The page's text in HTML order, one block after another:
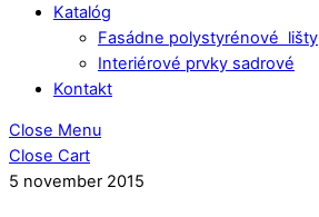
Katalóg
Fasádne polystyrénové lišty
Interiérové prvky sadrové
Kontakt
Close Menu
Close Cart
5 november 2015